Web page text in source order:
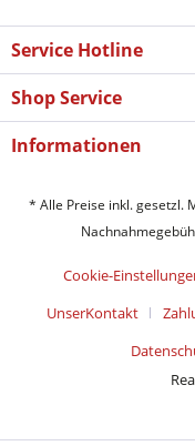
Service Hotline
Shop Service
Informationen
* Alle Preise inkl. gesetzl.
Cookie-
UnserKontakt